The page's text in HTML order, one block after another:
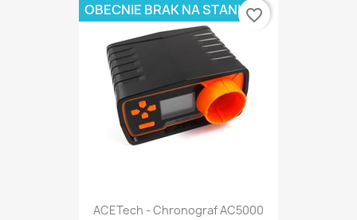
ACETech - Chronograf AC5000
OBECNIE BRAK NA STANIEfavorite_border